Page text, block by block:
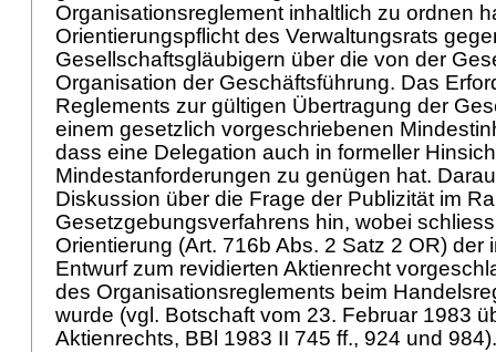
Organisationsreglement inhaltlich zu ordnen
Orientierungspflicht des Verwaltungsrats
Gesellschaftsgläubigern über die von der
Organisation der Geschäftsführung. Das
Reglements zur gültigen Übertragung der
einem gesetzlich vorgeschriebenen
dass eine Delegation auch in formeller
Mindestanforderungen zu genügen hat.
Diskussion über die Frage der Publizität im
Gesetzgebungsverfahrens hin, wobei
Orientierung (Art. 716b Abs. 2 Satz 2 OR) der
Entwurf zum revidierten Aktienrecht
des Organisationsreglements beim
wurde (vgl. Botschaft vom 23. Februar 1983
Aktienrechts, BBl 1983 II 745 ff., 924 und